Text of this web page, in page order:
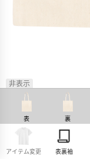
アイテム変更 表裏袖
表 裏
非表示